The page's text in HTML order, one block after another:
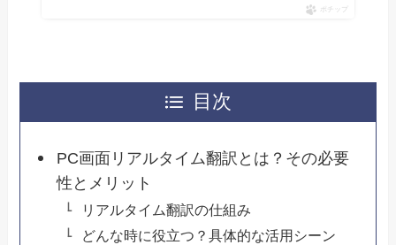
ポチップ
目次
PC画面リアルタイム翻訳とは？その必要
性とメリット
リアルタイム翻訳の仕組み
どんな時に役立つ？具体的な活用シーン